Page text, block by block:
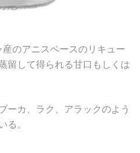
のアニスベースのリキュー
留して得られる甘口もしくは
ーカ、ラク、アラックのよう
る。